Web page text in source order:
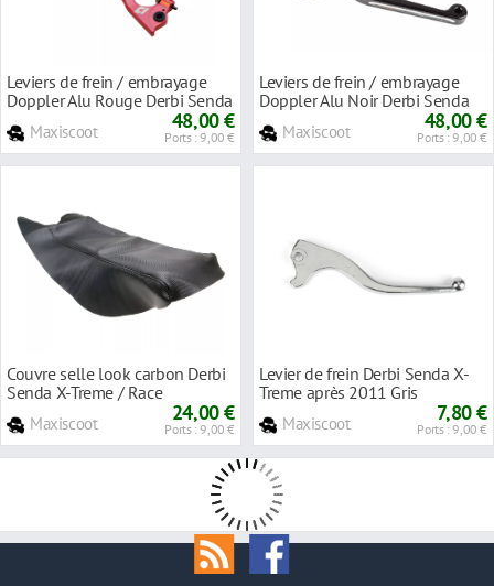
Leviers de frein / embrayage
Doppler Alu Rouge Derbi Senda
Maxiscoot 48,00 €
Ports : 9,00 €
Leviers de frein / embrayage
Doppler Alu Noir Derbi Senda
Maxiscoot 48,00 €
Ports : 9,00 €
Couvre selle look carbon Derbi
Senda X-Treme / Race
Maxiscoot 24,00 €
Ports : 9,00 €
Levier de frein Derbi Senda X-
Treme après 2011 Gris
Maxiscoot 7,80 €
Ports : 9,00 €